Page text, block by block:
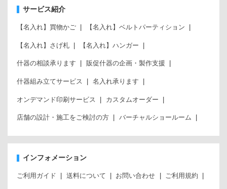
サービス紹介
【名入れ】買物かご 【名入れ】ベルトパーティション
【名入れ】さげ札 【名入れ】ハンガー
什器の相談承ります 販促什器の企画・製作支援
什器組み立てサービス 名入れ承ります
オンデマンド印刷サービス カスタムオーダー
店舗の設計・施工をご検討の方 バーチャルショールーム
インフォメーション
ご利用ガイド 送料について お問い合わせ ご利用規約